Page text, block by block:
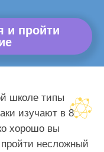
и пройти
школе типы
изучают в 8
хорошо вы
несложный